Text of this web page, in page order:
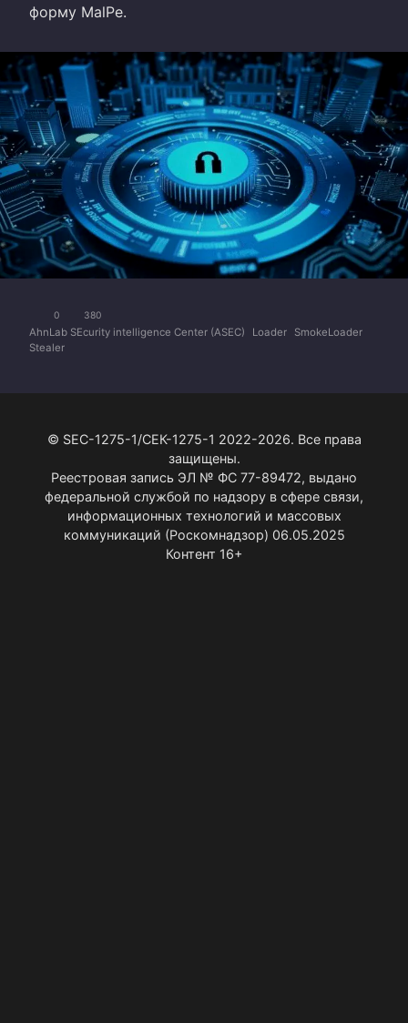
форму MalPe.
0 380
AhnLab SEcurity intelligence Center (ASEC) Loader
SmokeLoader
Stealer
© SEC-1275-1/СЕК-1275-1 2022-2026. Все права
защищены.
Реестровая запись ЭЛ № ФС 77-89472, выдано
федеральной службой по надзору в сфере связи,
информационных технологий и массовых
коммуникаций (Роскомнадзор) 06.05.2025
Контент 16+